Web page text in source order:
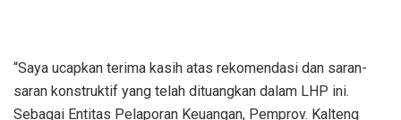
“Saya ucapkan terima kasih atas rekomendasi dan saran-
saran konstruktif yang telah dituangkan dalam LHP ini.
Sebagai Entitas Pelaporan Keuangan, Pemprov. Kalteng